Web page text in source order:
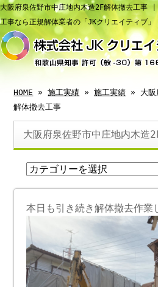
大阪府泉佐野市中庄地内木造2F解体撤去工事
工事なら正規解体業者の「JKクリエイティブ」
HOME »施工実績 »施工実績 » 大阪
解体撤去工事
大阪府泉佐野市中庄地内木造
本日も引き続き解体撤去作業